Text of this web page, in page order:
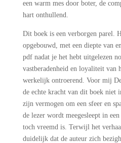
een warm mes door boter, de
hart onthullend.
Dit boek is een verborgen parel.
opgebouwd, met een diepte van
pdf nadat je het hebt uitgelezen
vastberadenheid en loyaliteit van
werkelijk ontroerend. Voor mij
de echte kracht van dit boek niet
zijn vermogen om een sfeer en
de lezer wordt meegesleept in
toch vreemd is. Terwijl het
duidelijk dat de auteur zich